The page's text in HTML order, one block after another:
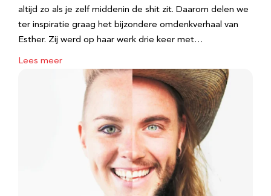
altijd zo als je zelf middenin de shit zit. Daarom delen we
ter inspiratie graag het bijzondere omdenkverhaal van
Esther. Zij werd op haar werk drie keer met…
Lees meer